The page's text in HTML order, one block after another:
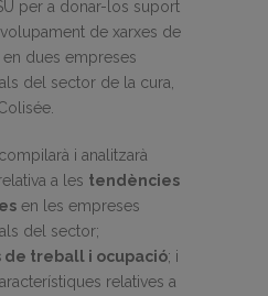
per a donar-los suport
de xarxes de
dues empreses
del sector de la cura,
i analitzarà
a les tendències
en les empreses
del sector;
de treball i ocupació; i
relatives a